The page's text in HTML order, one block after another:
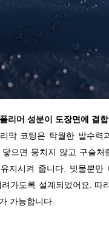
리머 성분이 도장면에 결
막 코팅은 탁월한 발수력
으면 뭉치지 않고 구슬처
지시켜 줍니다. 빗물뿐만
가도록 설계되었어요. 따
가능합니다.